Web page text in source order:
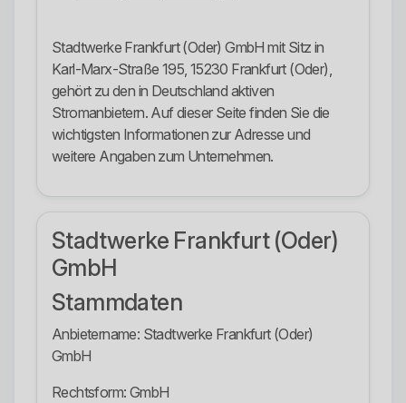
Stadtwerke Frankfurt (Oder) GmbH mit Sitz in
Karl-Marx-Straße 195, 15230 Frankfurt (Oder),
gehört zu den in Deutschland aktiven
Stromanbietern. Auf dieser Seite finden Sie die
wichtigsten Informationen zur Adresse und
weitere Angaben zum Unternehmen.
Stadtwerke Frankfurt (Oder)
GmbH
Stammdaten
Anbietername: Stadtwerke Frankfurt (Oder)
GmbH
Rechtsform: GmbH